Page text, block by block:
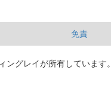
免責
グレイが所有しています。